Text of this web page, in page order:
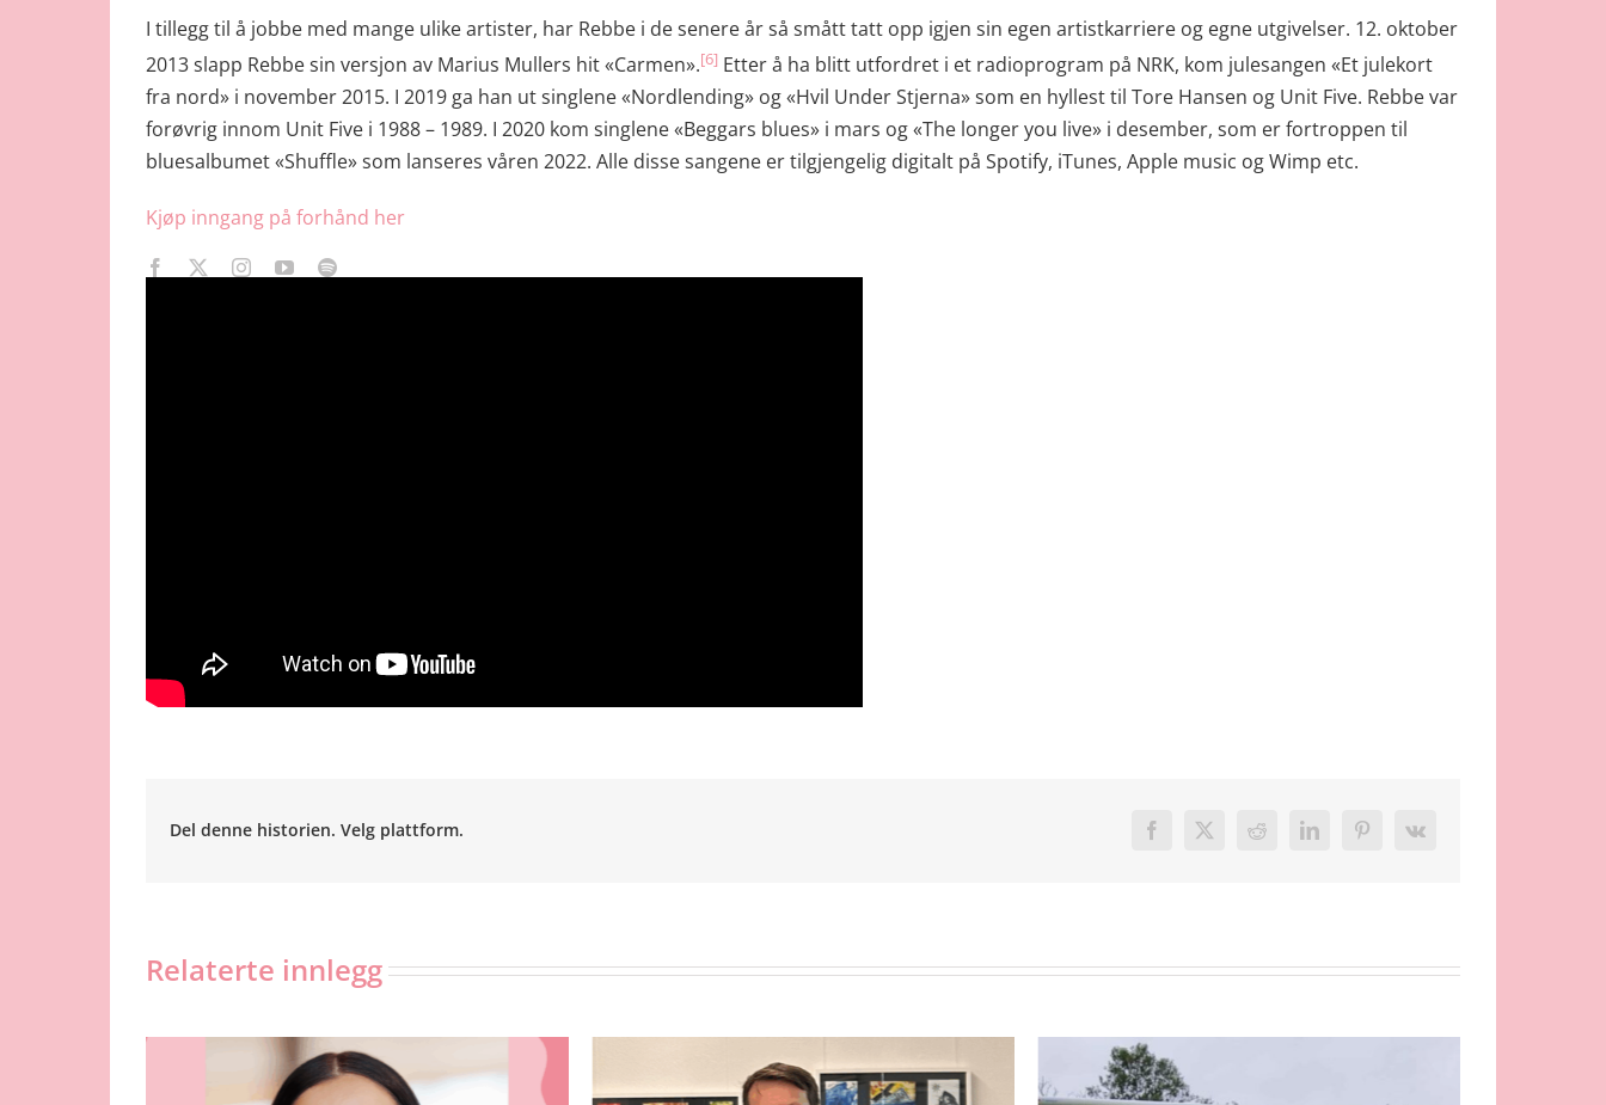
I tillegg til å jobbe med mange ulike artister, har Rebbe i de senere år så smått tatt opp igjen sin egen artistkarriere og egne utgivelser. 12. oktober
2013 slapp Rebbe sin versjon av Marius Mullers hit «Carmen».[6]Etter å ha blitt utfordret i et radioprogram på NRK, kom julesangen «Et julekort
fra nord» i november 2015. I 2019 ga han ut singlene «Nordlending» og «Hvil Under Stjerna» som en hyllest til Tore Hansen og Unit Five. Rebbe var
forøvrig innom Unit Five i 1988 – 1989. I 2020 kom singlene «Beggars blues» i mars og «The longer you live» i desember, som er fortroppen til
bluesalbumet «Shuffle» som lanseres våren 2022. Alle disse sangene er tilgjengelig digitalt på Spotify, iTunes, Apple music og Wimp etc.
Kjøp inngang på forhånd her
Del denne historien. Velg plattform. Facebook
X Reddit LinkedInPinterest
Vk
Relaterte innlegg